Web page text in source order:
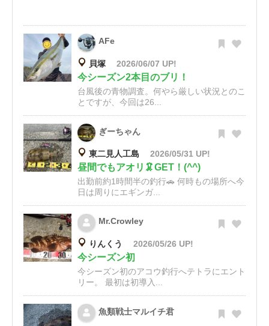
AFe
貝塚 2026/06/07 UP!
今シーズン2本目のブリ！
台風後の青物調査。何やら厳しい状況とのこ
とですが、今回は26...
ぎーちゃん
東二見人工島 2026/05/31 UP!
昼間でもアオリ🦑GET！(^^)
出勤前約1時間半の釣行🚗 何時もの場所へ今
日は周りにエギンガ...
Mr.Crowley
りんくう 2026/05/26 UP!
今シーズン初
今シーズン初のアコウ釣行へテトラにエント
リー。 最初は初導入...
魚類戦士マルイチ君